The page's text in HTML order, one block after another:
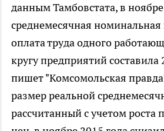
данным Тамбовстата, в
среднемесячная номинальная
оплата труда одного
кругу предприятий составила
пишет "Комсомольская
размер реальной
рассчитанный с учетом роста